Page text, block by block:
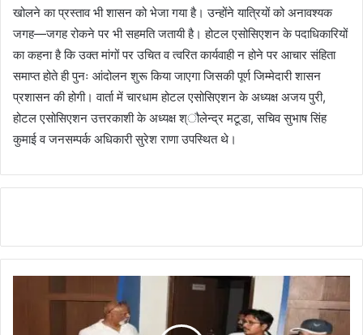
खोलने का प्रस्ताव भी शासन को भेजा गया है। उन्होंने यात्रियों को अनावश्यक
जगह—जगह रोकने पर भी सहमति जतायी है। होटल एसोसिएशन के पदाधिकारियों
का कहना है कि उक्त मांगों पर उचित व त्वरित कार्यवाही न होने पर आचार संहिता
समाप्त होते ही पुनः आंदोलन शुरू किया जाएगा जिसकी पूर्ण जिम्मेदारी शासन
प्रशासन की होगी। वार्ता में चारधाम होटल एसोसिएशन के अध्यक्ष अजय पुरी,
होटल एसोसिएशन उत्तरकाशी के अध्यक्ष श्ौलेन्द्र मटूडा, सचिव सुभाष सिंह
कुमाई व जनसम्पर्क अधिकारी सुरेश राणा उपस्थित थे।